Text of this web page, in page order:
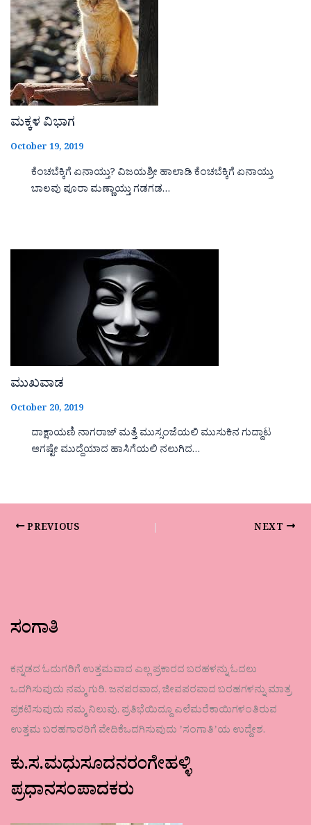
ಮಕ್ಕಳ ವಿಭಾಗ
October 19, 2019
ಕೆಂಚಬೆಕ್ಕಿಗೆ ಏನಾಯ್ತು? ವಿಜಯಶ್ರೀ ಹಾಲಾಡಿ ಕೆಂಚಬೆಕ್ಕಿಗೆ ಏನಾಯ್ತು
ಬಾಲವು ಪೂರಾ ಮಣ್ಣಾಯ್ತು ಗಡಗಡ…
ಮುಖವಾಡ
October 20, 2019
ದಾಕ್ಷಾಯಣಿ ನಾಗರಾಜ್ ಮತ್ತೆ ಮುಸ್ಸಂಜೆಯಲಿ ಮುಸುಕಿನ ಗುದ್ದಾಟ
ಆಗಷ್ಟೇ ಮುದ್ದೆಯಾದ ಹಾಸಿಗೆಯಲಿ ನಲುಗಿದ…
PREVIOUS NEXT
ಸಂಗಾತಿ
ಕನ್ನಡದ ಓದುಗರಿಗೆ ಉತ್ತಮವಾದ ಎಲ್ಲ ಪ್ರಕಾರದ ಬರಹಳನ್ನು ಓದಲು
ಒದಗಿಸುವುದು ನಮ್ಮ ಗುರಿ. ಜನಪರವಾದ, ಜೀವಪರವಾದ ಬರಹಗಳನ್ನು ಮಾತ್ರ
ಪ್ರಕಟಿಸುವುದು ನಮ್ಮ ನಿಲುವು. ಪ್ರತಿಭೆಯಿದ್ದೂ ಎಲೆಮರೆಕಾಯಿಗಳಂತಿರುವ
ಉತ್ತಮ ಬರಹಗಾರರಿಗೆ ವೇದಿಕೆಒದಗಿಸುವುದು ʼಸಂಗಾತಿʼಯ ಉದ್ದೇಶ.
ಕು.ಸ.ಮಧುಸೂದನರಂಗೇಹಳ್ಳಿ
ಪ್ರಧಾನಸಂಪಾದಕರು